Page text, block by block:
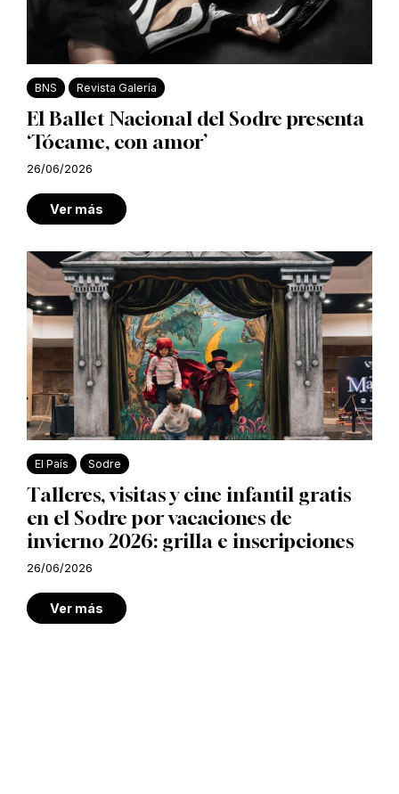
BNS Revista Galería
El Ballet Nacional del Sodre presenta
‘Tócame, con amor’
26/06/2026
Ver más
El País Sodre
Talleres, visitas y cine infantil gratis
en el Sodre por vacaciones de
invierno 2026: grilla e inscripciones
26/06/2026
Ver más